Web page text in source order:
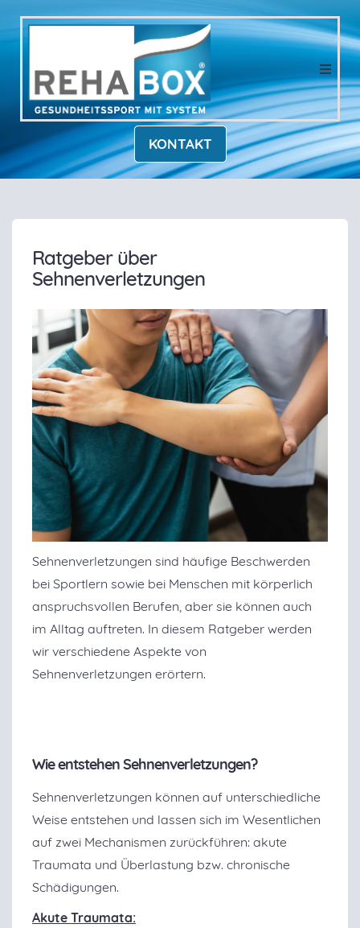
KONTAKT
Ratgeber über
Sehnenverletzungen
Sehnenverletzungen sind häufige Beschwerden
bei Sportlern sowie bei Menschen mit körperlich
anspruchsvollen Berufen, aber sie können auch
im Alltag auftreten. In diesem Ratgeber werden
wir verschiedene Aspekte von
Sehnenverletzungen erörtern.
Wie entstehen Sehnenverletzungen?
Sehnenverletzungen können auf unterschiedliche
Weise entstehen und lassen sich im Wesentlichen
auf zwei Mechanismen zurückführen: akute
Traumata und Überlastung bzw. chronische
Schädigungen.
Akute Traumata: